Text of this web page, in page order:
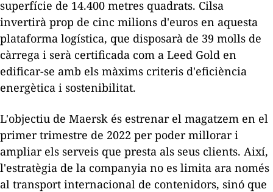
superfície de 14.400 metres quadrats. Cilsa
invertirà prop de cinc milions d'euros en aquesta
plataforma logística, que disposarà de 39 molls de
càrrega i serà certificada com a Leed Gold en
edificar-se amb els màxims criteris d'eficiència
energètica i sostenibilitat.
L'objectiu de Maersk és estrenar el magatzem en el
primer trimestre de 2022 per poder millorar i
ampliar els serveis que presta als seus clients. Així,
l'estratègia de la companyia no es limita ara només
al transport internacional de contenidors, sinó que